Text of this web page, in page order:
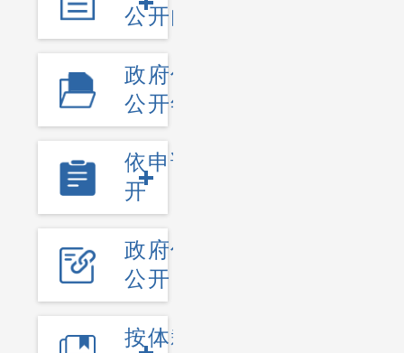
公开内容
政府信息
公开年报
依申请公
开
政府信息
公开目录
按体裁或